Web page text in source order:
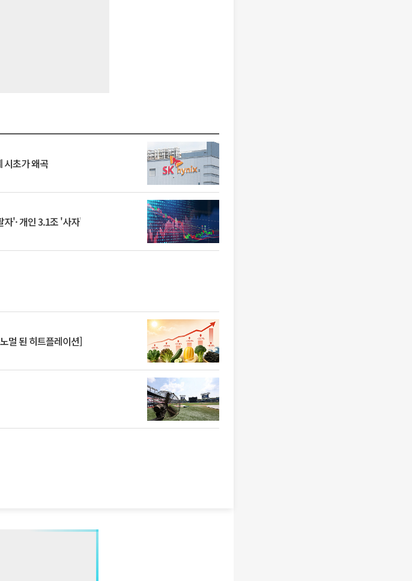
시초가 왜곡
'· 개인 3.1조 '사자'
멀 된 히트플레이션]